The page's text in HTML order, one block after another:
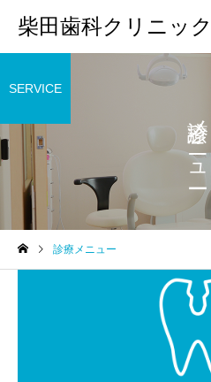
柴田歯科クリニック
一般・小児歯科
診療メニュー
SERVICE
診療メニュー